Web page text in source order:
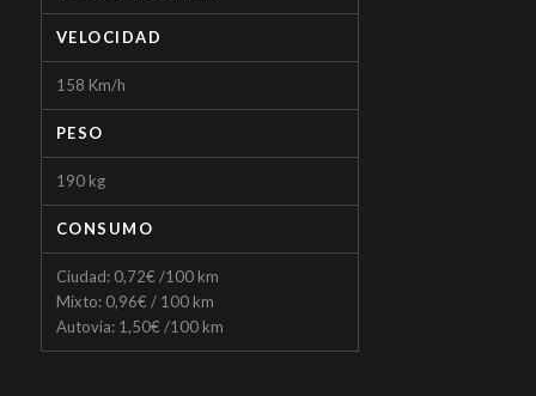
VELOCIDAD
158 Km/h
PESO
190 kg
CONSUMO
Ciudad: 0,72€ /100 km
Mixto: 0,96€ / 100 km
Autovia: 1,50€ /100 km